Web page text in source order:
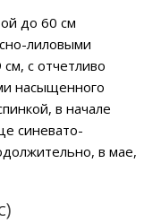
до 60 см
лиловыми
с отчетливо
насыщенного
в начале
синевато-
в мае,